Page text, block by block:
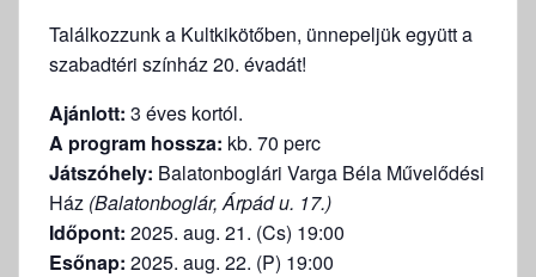
Találkozzunk a Kultkikötőben, ünnepeljük együtt a
szabadtéri színház 20. évadát!
Ajánlott: 3 éves kortól.
A program hossza: kb. 70 perc
Játszóhely: Balatonboglári Varga Béla Művelődési
Ház (Balatonboglár, Árpád u. 17.)
Időpont: 2025. aug. 21. (Cs) 19:00
Esőnap: 2025. aug. 22. (P) 19:00